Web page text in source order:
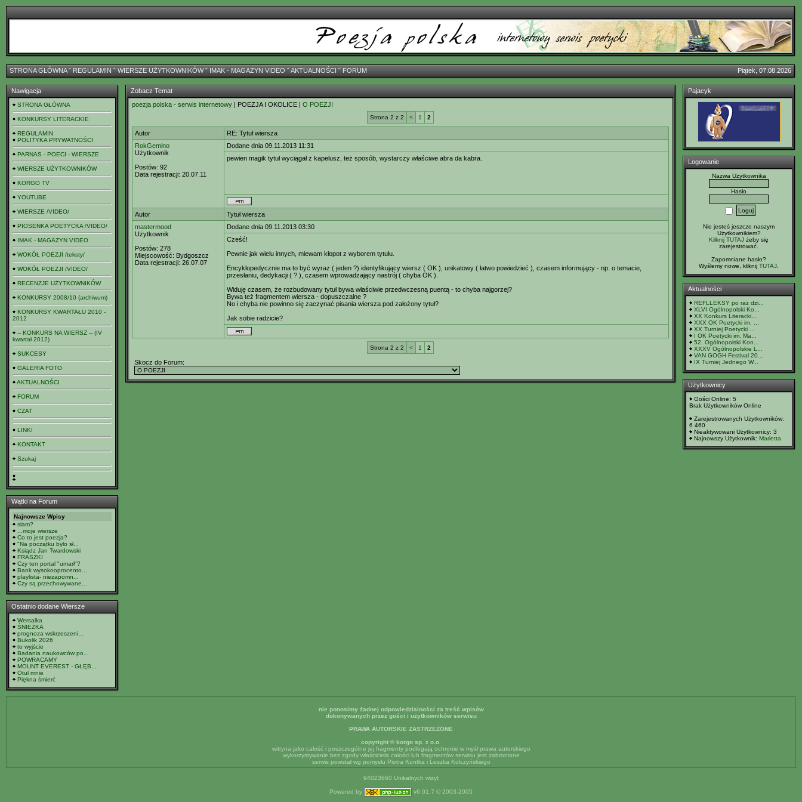
STRONA GŁÓWNAˇ REGULAMIN ˇ WIERSZE UŻYTKOWNIKÓWˇ IMAK - MAGAZYN VIDEO ˇAKTUALNOŚCI ˇ FORUM Piątek, 07.08.2026
Nawigacja
STRONA GŁÓWNA
KONKURSY LITERACKIE
REGULAMIN
POLITYKA PRYWATNOŚCI
PARNAS - POECI - WIERSZE
WIERSZE UŻYTKOWNIKÓW
KORGO TV
YOUTUBE
WIERSZE /VIDEO/
PIOSENKA POETYCKA /VIDEO/
IMAK - MAGAZYN VIDEO
WOKÓŁ POEZJI /teksty/
WOKÓŁ POEZJI /VIDEO/
RECENZJE UŻYTKOWNIKÓW
KONKURSY 2008/10 (archiwum)
KONKURSY KWARTAŁU 2010 -
2012
-- KONKURS NA WIERSZ -- (IV
kwartał 2012)
SUKCESY
GALERIA FOTO
AKTUALNOŚCI
FORUM
CZAT
LINKI
KONTAKT
Szukaj
Wątki na Forum
Najnowsze Wpisy
slam?
...moje wiersze
Co to jest poezja?
"Na początku było sł...
Ksiądz Jan Twardowski
FRASZKI
Czy ten portal "umarł"?
Bank wysokooprocento...
playlista- niezapomn...
Czy są przechowywane...
Ostatnio dodane Wiersze
Wersalka
ŚNIEŻKA
prognoza wskrzeszeni...
Bukolik 2026
to wyjście
Badania naukowców po...
POWRACAMY
MOUNT EVEREST - GŁĘB...
Otul mnie
Piękna śmierć
Zobacz Temat
poezja polska - serwis internetowy | POEZJA I OKOLICE | O POEZJI
Strona 2 z 2 < 1 2
Autor
RE: Tytuł wiersza
RokGemino
Użytkownik
Postów: 92
Data rejestracji: 20.07.11
Dodane dnia 09.11.2013 11:31
pewien magik tytuł wyciągał z kapelusz, też sposób, wystarczy właściwe abra da kabra.
Autor
Tytuł wiersza
mastermood
Użytkownik
Postów: 278
Miejscowość: Bydgoszcz
Data rejestracji: 26.07.07
Dodane dnia 09.11.2013 03:30
Cześć!
Pewnie jak wielu innych, miewam kłopot z wyborem tytułu.
Encyklopedycznie ma to być wyraz ( jeden ?) identyfikujący wiersz ( OK ), unikatowy ( łatwo powiedzieć ), czasem informujący - np. o temacie,
przesłaniu, dedykacji ( ? ), czasem wprowadzający nastrój ( chyba OK ).
Widuję czasem, że rozbudowany tytuł bywa właściwie przedwczesną puentą - to chyba najgorzej?
Bywa też fragmentem wiersza - dopuszczalne ?
No i chyba nie powinno się zaczynać pisania wiersza pod założony tytuł?
Jak sobie radzicie?
Strona 2 z 2 < 1 2
Skocz do Forum:
Pajacyk
Logowanie
Nazwa Użytkownika
Hasło
Nie jesteś jeszcze naszym
Użytkownikiem?
Kilknij TUTAJ żeby się
zarejestrować.
Zapomniane hasło?
Wyślemy nowe, kliknij TUTAJ
Aktualności
REFLLEKSY po raz dzi...
XLVI Ogólnopolski Ko...
XX Konkurs Literacki...
XXX OK Poetycki im. ...
XX Turniej Poetycki ...
I OK Poetycki im. Ma...
52. Ogólnopolski Kon...
XXXV Ogólnopolskie L...
VAN GOGH Festival 20...
IX Turniej Jednego W...
Użytkownicy
Gości Online: 5
Brak Użytkowników Online
Zarejestrowanych Użytkowników:
6 460
Nieaktywowani Użytkownicy: 3
Najnowszy Użytkownik: Marletta
nie ponosimy żadnej odpowiedzialności za treść wpisów
dokonywanych przez gości i użytkowników serwisu
PRAWA AUTORSKIE ZASTRZEŻONE
copyright © korgo sp. z o.o.
witryna jako całość i poszczególne jej fragmenty podlegają ochronie w myśl prawa autorskiego
wykorzystywanie bez zgody właściciela całości lub fragmentów serwisu jest zabronione
serwis powstał wg pomysłu Piotra Kontka i Leszka Kolczyńskiego
94023660 Unikalnych wizyt
Powered by v6.01.7 © 2003-2005